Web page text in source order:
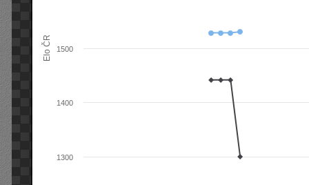
Elo ČR
1300
1400
1500